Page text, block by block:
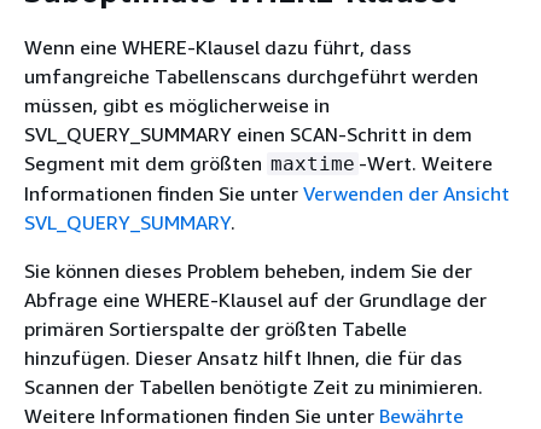
Wenn eine WHERE-Klausel dazu führt, dass
umfangreiche Tabellenscans durchgeführt werden
müssen, gibt es möglicherweise in
SVL_QUERY_SUMMARY einen SCAN-Schritt in dem
Segment mit dem größten maxtime -Wert. Weitere
Informationen finden Sie unter Verwenden der Ansicht
SVL_QUERY_SUMMARY.
Sie können dieses Problem beheben, indem Sie der
Abfrage eine WHERE-Klausel auf der Grundlage der
primären Sortierspalte der größten Tabelle
hinzufügen. Dieser Ansatz hilft Ihnen, die für das
Scannen der Tabellen benötigte Zeit zu minimieren.
Weitere Informationen finden Sie unter Bewährte